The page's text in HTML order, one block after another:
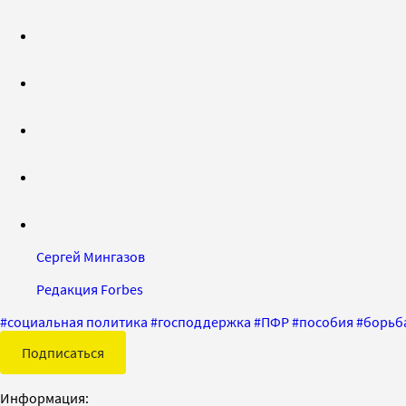
Сергей Мингазов
Редакция Forbes
#социальная политика #господдержка #ПФР#пособия #
Подписаться
Информация: